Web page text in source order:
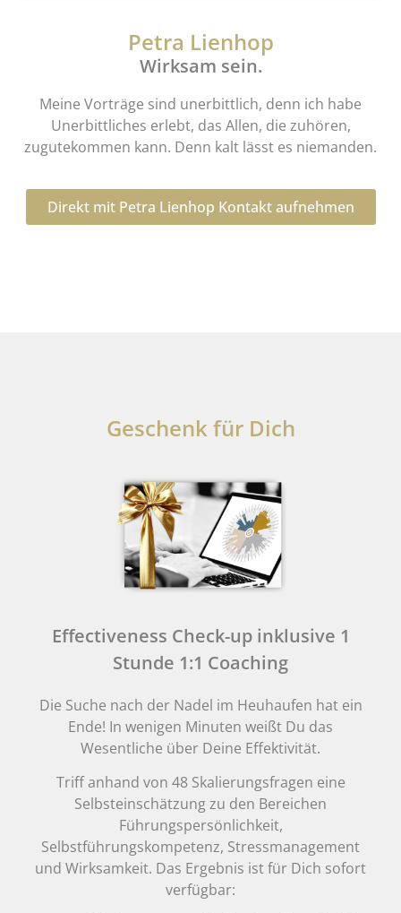
Petra Lienhop
Wirksam sein.
Meine Vorträge sind unerbittlich, denn ich habe
Unerbittliches erlebt, das Allen, die zuhören,
zugutekommen kann. Denn kalt lässt es niemanden.
Direkt mit Petra Lienhop Kontakt aufnehmen
Geschenk für Dich
Effectiveness Check-up inklusive 1
Stunde 1:1 Coaching
Die Suche nach der Nadel im Heuhaufen hat ein
Ende! In wenigen Minuten weißt Du das
Wesentliche über Deine Effektivität.
Triff anhand von 48 Skalierungsfragen eine
Selbsteinschätzung zu den Bereichen
Führungspersönlichkeit,
Selbstführungskompetenz, Stressmanagement
und Wirksamkeit. Das Ergebnis ist für Dich sofort
verfügbar: